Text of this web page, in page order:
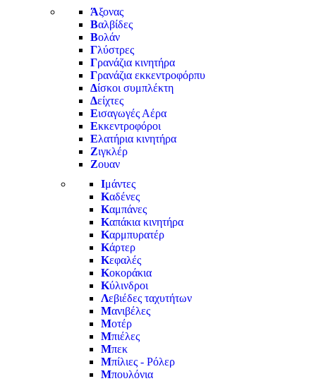
Άξονας
Βαλβίδες
Βολάν
Γλύστρες
Γρανάζια κινητήρα
Γρανάζια εκκεντροφόρπυ
Δίσκοι συμπλέκτη
Δείχτες
Εισαγωγές Αέρα
Εκκεντροφόροι
Ελατήρια κινητήρα
Ζιγκλέρ
Ζουαν
Ιμάντες
Καδένες
Καμπάνες
Καπάκια κινητήρα
Καρμπυρατέρ
Κάρτερ
Κεφαλές
Κοκοράκια
Κύλινδροι
Λεβιέδες ταχυτήτων
Μανιβέλες
Μοτέρ
Μπιέλες
Μπεκ
Μπίλιες - Ρόλερ
Μπουλόνια